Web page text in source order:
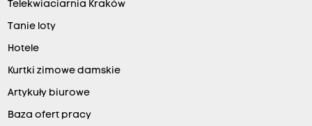
Telekwiaciarnia Kraków
Tanie loty
Hotele
Kurtki zimowe damskie
Artykuły biurowe
Baza ofert pracy